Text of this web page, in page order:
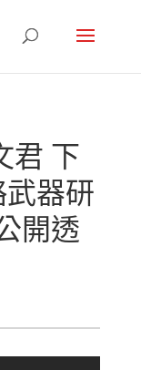
君 下
器研
開透